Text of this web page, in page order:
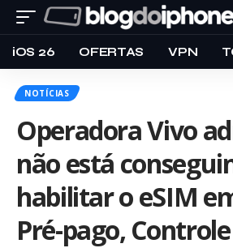
iOS 26 OFERTAS VPN
NOTÍCIAS
Operadora Vivo
não está
habilitar o eSIM
Pré-pago,